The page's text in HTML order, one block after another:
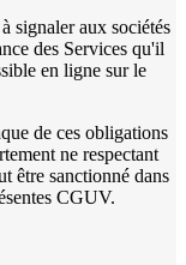
signaler aux sociétés
des Services qu'il
en ligne sur le
de ces obligations
ne respectant
être sanctionné dans
CGUV.